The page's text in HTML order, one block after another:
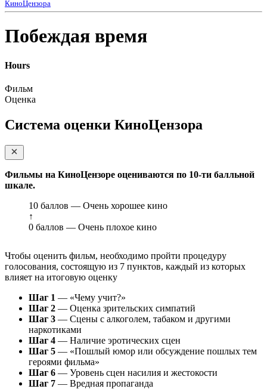
КиноЦензора
Побеждая время
Hours
Фильм
Оценка
Система оценки КиноЦензора
Фильмы на КиноЦензоре оцениваются по 10-ти балльной
шкале.
10 баллов — Очень хорошее кино
↑
0 баллов — Очень плохое кино
Чтобы оценить фильм, необходимо пройти процедуру
голосования, состоящую из 7 пунктов, каждый из которых
влияет на итоговую оценку
Шаг 1 — «Чему учит?»
Шаг 2 — Оценка зрительских симпатий
Шаг 3 — Сцены с алкоголем, табаком и другими
наркотиками
Шаг 4 — Наличие эротических сцен
Шаг 5 — «Пошлый юмор или обсуждение пошлых тем
героями фильма»
Шаг 6 — Уровень сцен насилия и жестокости
Шаг 7 — Вредная пропаганда